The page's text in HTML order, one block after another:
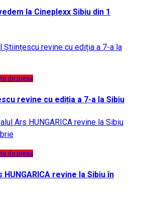
la Cineplexx Sibiu din 1
de presa
revine cu ediția a 7-a la Sibiu
de presa
HUNGARICA revine la Sibiu în